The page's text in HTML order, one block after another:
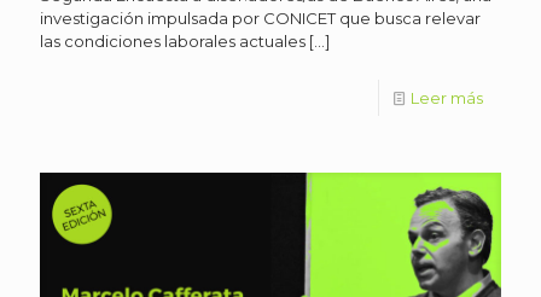
investigación impulsada por CONICET que busca relevar
las condiciones laborales actuales […]
Leer más